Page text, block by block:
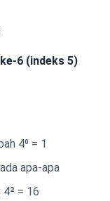
6 (indeks 5)
4⁰ = 1
apa-apa
= 16